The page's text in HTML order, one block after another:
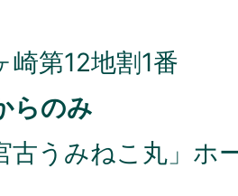
崎第12地割1番
らのみ
古うみねこ丸」